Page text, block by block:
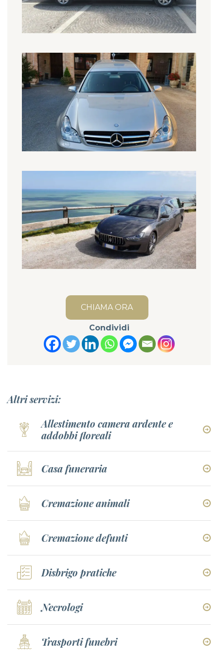
CHIAMA ORA
Condividi
Altri servizi:
Allestimento camera ardente e
addobbi floreali
Casa funeraria
Cremazione animali
Cremazione defunti
Disbrigo pratiche
Necrologi
Trasporti funebri